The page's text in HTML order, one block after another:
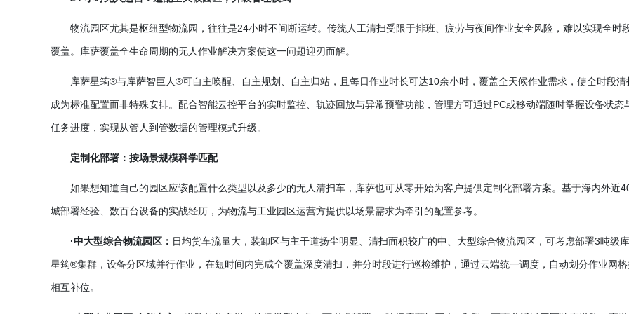
物流园区尤其是枢纽型物流园，往往是24小时不间断运转。传统人工清扫受限于排班、疲劳与夜间作业安全风险，难以实现全时
覆盖。库萨覆盖全生命周期的无人作业解决方案使这一问题迎刃而解。
库萨星筠®与库萨智巨人®可自主唤醒、自主规划、自主归站，且每日作业时长可达10余小时，覆盖全天候作业需求，使全时段清
成为标准配置而非特殊安排。配合智能云控平台的实时监控、轨迹回放与异常预警功能，管理方可通过PC或移动端随时掌握设备状态
任务进度，实现从管人到管数据的管理模式升级。
定制化部署：按场景规模科学匹配
如果想知道自己的园区应该配置什么类型以及多少的无人清扫车，库萨也可从零开始为客户提供定制化部署方案。基于海内外近
城部署经验、数百台设备的实战经历，为物流与工业园区运营方提供以场景需求为牵引的配置参考。
·中大型综合物流园区： 日均货车流量大，装卸区与主干道扬尘明显、清扫面积较广的中、大型综合物流园区，可考虑部署3吨级
星筠®集群，设备分区域并行作业，在短时间内完成全覆盖深度清扫，并分时段进行巡检维护，通过云端统一调度，自动划分作业网
相互补位。